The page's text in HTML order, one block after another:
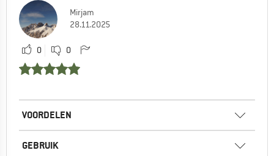
Mirjam
28.11.2025
0 0
VOORDELEN
GEBRUIK